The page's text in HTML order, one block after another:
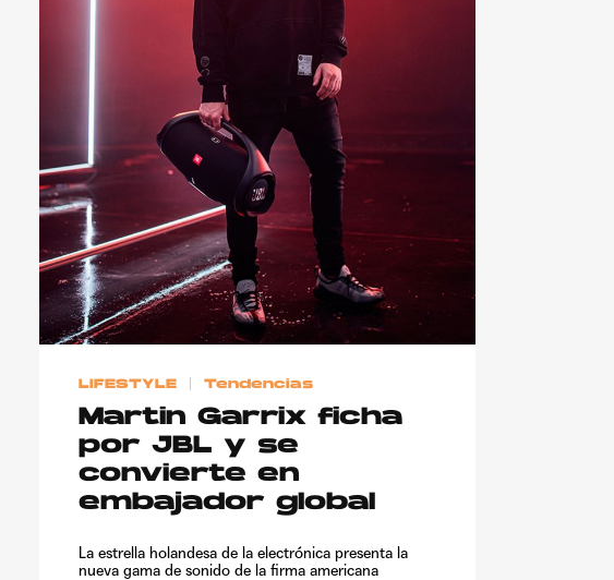
LIFESTYLE Tendencias
Martin Garrix ficha
por JBL y se
convierte en
embajador global
La estrella holandesa de la electrónica presenta la
nueva gama de sonido de la firma americana